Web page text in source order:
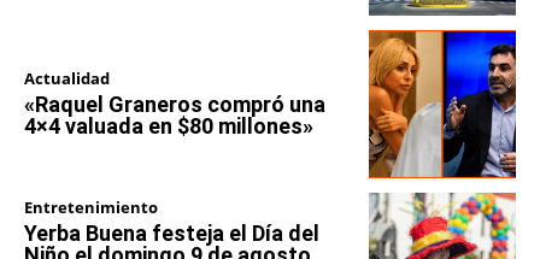
Actualidad
«Raquel Graneros compró una
4×4 valuada en $80 millones»
Entretenimiento
Yerba Buena festeja el Día del